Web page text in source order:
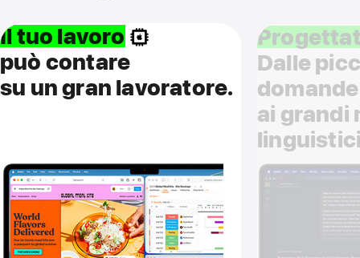
Il tuo lavoro
può contare
su un gran lavoratore.
Dalle
ai grandi